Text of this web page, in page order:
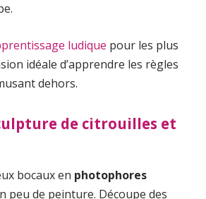
ludique pour les plus
idéale d’apprendre les règles
dehors.
de citrouilles et
bocaux en photophores
peu de peinture. Découpe des